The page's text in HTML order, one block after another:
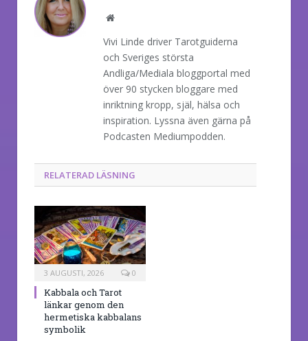
Website
Vivi Linde driver Tarotguiderna
och Sveriges största
Andliga/Mediala bloggportal med
över 90 stycken bloggare med
inriktning kropp, själ, hälsa och
inspiration. Lyssna även gärna på
Podcasten Mediumpodden.
RELATERAD LÄSNING
3 AUGUSTI, 2026 0
Kabbala och Tarot
länkar genom den
hermetiska kabbalans
symbolik